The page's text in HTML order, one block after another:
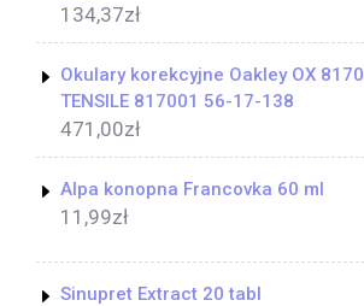
134,37zł
Okulary korekcyjne Oakley OX 8170
TENSILE 817001 56-17-138
471,00zł
Alpa konopna Francovka 60 ml
11,99zł
Sinupret Extract 20 tabl